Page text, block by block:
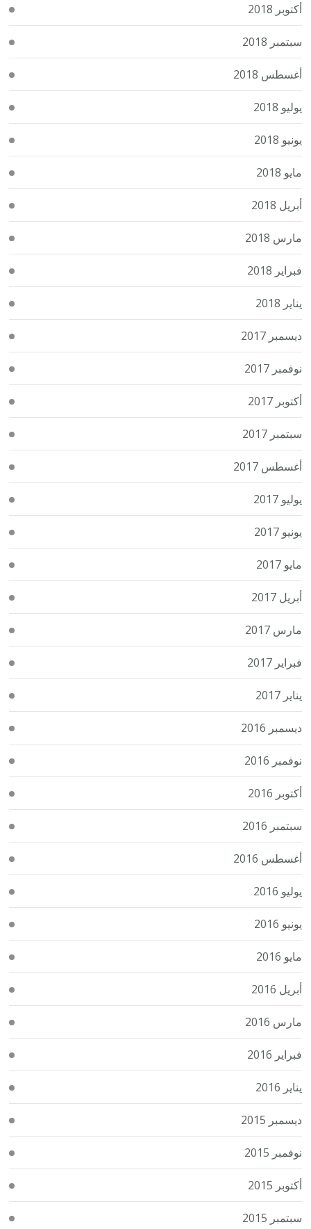
أكتوبر 2018
سبتمبر 2018
أغسطس 2018
يوليو 2018
يونيو 2018
مايو 2018
أبريل 2018
مارس 2018
فبراير 2018
يناير 2018
ديسمبر 2017
نوفمبر 2017
أكتوبر 2017
سبتمبر 2017
أغسطس 2017
يوليو 2017
يونيو 2017
مايو 2017
أبريل 2017
مارس 2017
فبراير 2017
يناير 2017
ديسمبر 2016
نوفمبر 2016
أكتوبر 2016
سبتمبر 2016
أغسطس 2016
يوليو 2016
يونيو 2016
مايو 2016
أبريل 2016
مارس 2016
فبراير 2016
يناير 2016
ديسمبر 2015
نوفمبر 2015
أكتوبر 2015
سبتمبر 2015